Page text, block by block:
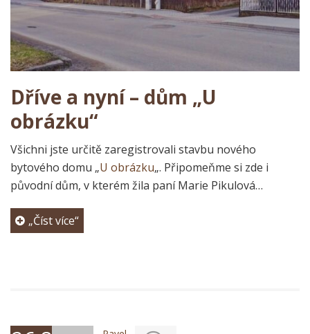
Dříve a nyní – dům „U
obrázku“
Všichni jste určitě zaregistrovali stavbu nového
bytového domu „U obrázku„. Připomeňme si zde i
původní dům, v kterém žila paní Marie Pikulová…
„Číst více“